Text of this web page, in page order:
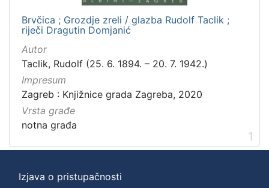
Brvčica ; Grozdje zreli / glazba Rudolf Taclik ;
riječi Dragutin Domjanić
Autor
Taclik, Rudolf (25. 6. 1894. – 20. 7. 1942.)
Impresum
Zagreb : Knjižnice grada Zagreba, 2020
Vrsta građe
notna građa
1
Izjava o pristupačnosti